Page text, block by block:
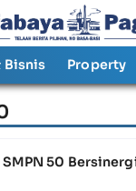
Bisnis Property
SMPN 50